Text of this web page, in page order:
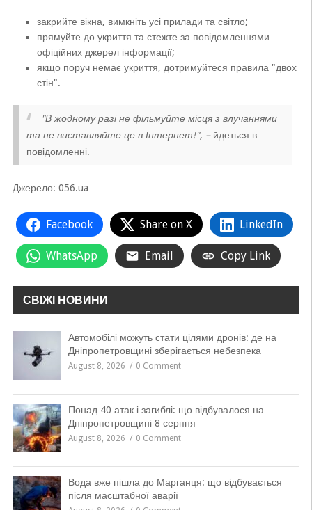
закрийте вікна, вимкніть усі прилади та світло;
прямуйте до укриття та стежте за повідомленнями
офіційних джерел інформації;
якщо поруч немає укриття, дотримуйтеся правила "двох
стін".
"В жодному разі не фільмуйте місця з влучаннями
та не виставляйте це в Інтернет!", –йдеться в
повідомленні.
Джерело: 056.ua
Facebook Share on X LinkedIn
WhatsApp Email Copy Link
СВІЖІ НОВИНИ
Автомобілі можуть стати цілями дронів: де на
Дніпропетровщині зберігається небезпека
August 8, 2026 0 Comment
Понад 40 атак і загиблі: що відбувалося на
Дніпропетровщині 8 серпня
August 8, 2026 0 Comment
Вода вже пішла до Марганця: що відбувається
після масштабної аварії